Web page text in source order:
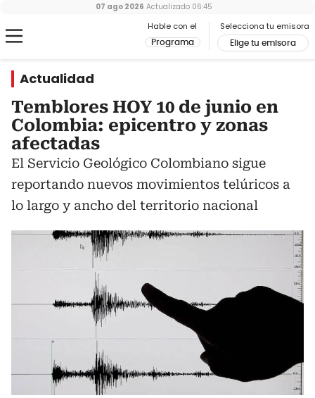
Hable con el
Programa
Selecciona tu emisora
Elige tu emisora
07 ago 2026 Actualizado 06:45
Actualidad
Temblores HOY 10 de junio en
Colombia: epicentro y zonas
afectadas
El Servicio Geológico Colombiano sigue
reportando nuevos movimientos telúricos a
lo largo y ancho del territorio nacional